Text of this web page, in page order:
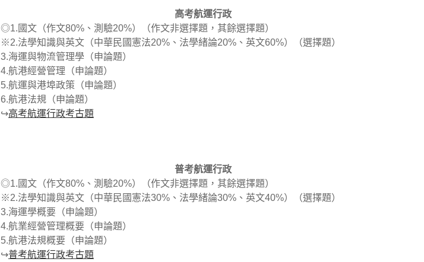
高考航運行政
◎1.國文（作文80%、測驗20%）（作文非選擇題，其餘選擇題）
※2.法學知識與英文（中華民國憲法20%、法學緒論20%、英文60%）（選擇題）
3.海運與物流管理學（申論題）
4.航港經營管理（申論題）
5.航運與港埠政策（申論題）
6.航港法規（申論題）
↪高考航運行政考古題
普考航運行政
◎1.國文（作文80%、測驗20%）（作文非選擇題，其餘選擇題）
※2.法學知識與英文（中華民國憲法30%、法學緒論30%、英文40%）（選擇題）
3.海運學概要（申論題）
4.航業經營管理概要（申論題）
5.航港法規概要（申論題）
↪普考航運行政考古題